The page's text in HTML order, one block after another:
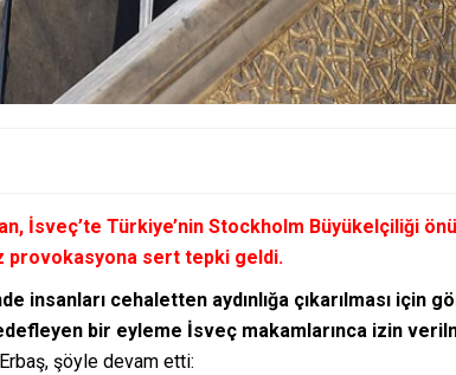
İsveç’te Türkiye’nin Stockholm Büyükelçiliği
provokasyona sert tepki geldi.
insanları cehaletten aydınlığa çıkarılması için
bir eyleme İsveç makamlarınca izin
şöyle devam etti: